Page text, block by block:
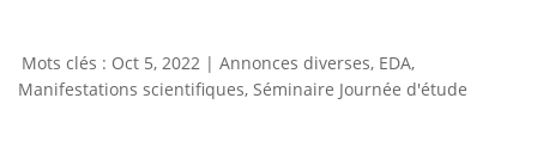
Oct 5, 2022 | Annonces diverses, EDA,
Manifestations scientifiques, Séminaire Journée d'étude